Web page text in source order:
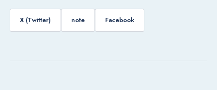
X (Twitter) note Facebook